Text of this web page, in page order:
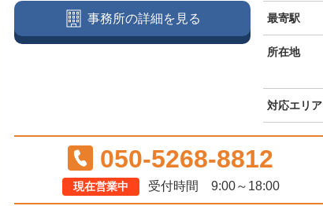
最寄駅
所在地
対応エリア
事務所の詳細を見る
050-5268-8812
現在営業中 受付時間 9:00～18:00